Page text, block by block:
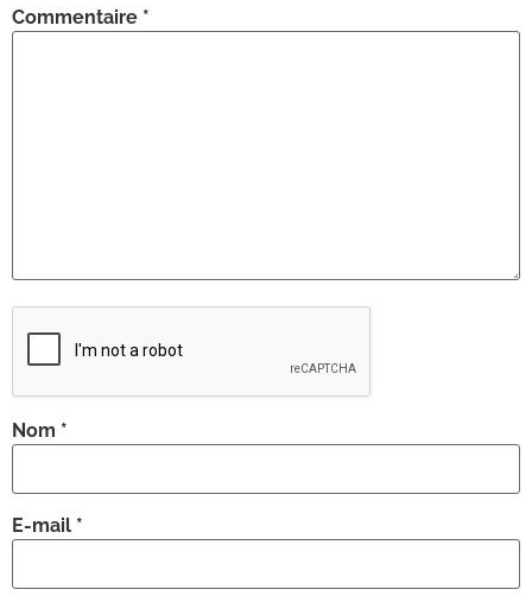
Commentaire *
Nom *
E-mail *